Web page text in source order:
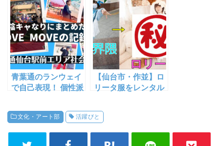
台・秋保の杜 佐々木
美術館＆人形館で開
催 「ひとがた通信
展」
道-3150」ご来場の
御礼&仙台 青葉通地
下道利活用への道の
り
青葉通のランウェイ
で自己表現！ 個性派
装、メイドさん行列
も MOVE MOVEの記
録③【青葉通仙台駅
前エリア社会実験】
【仙台市・作並】ロ
リータ服をレンタル
しの夢が叶った！も
ちネキ・
OneEarth【閉業】
にて
文化・アート部 活躍びと